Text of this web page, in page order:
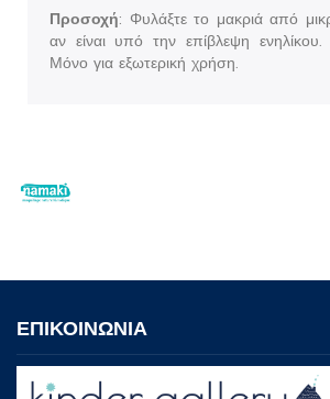
Προσοχή: Φυλάξτε το μακριά από
αν είναι υπό την επίβλεψη ενηλίκου.
Μόνο για εξωτερική χρήση.
ΕΠΙΚΟΙΝΩΝΙΑ